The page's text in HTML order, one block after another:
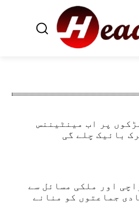
پر اب مینٹیننس
بائیک چلے گی
اور ملکی مسائل سے
جماعتوں کو منانے